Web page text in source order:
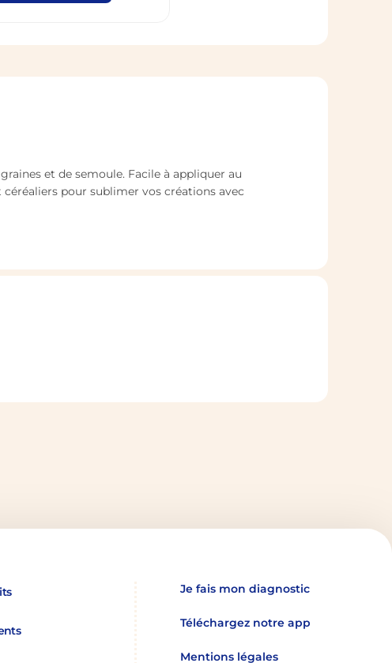
et de semoule. Facile à appliquer au
pour sublimer vos créations avec
Je fais mon diagnostic
Téléchargez notre app
Mentions légales